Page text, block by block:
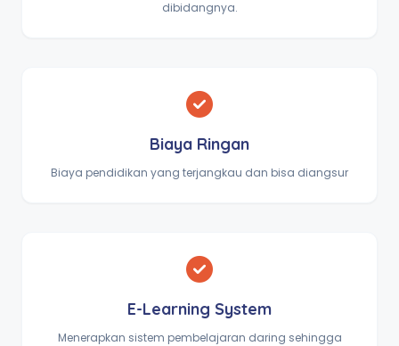
dibidangnya.
Biaya Ringan
Biaya pendidikan yang terjangkau dan bisa diangsur
E-Learning System
Menerapkan sistem pembelajaran daring sehingga